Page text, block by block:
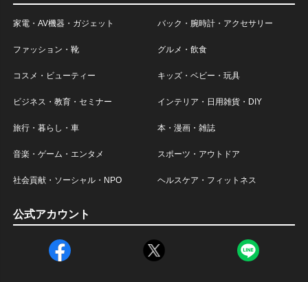
家電・AV機器・ガジェット バック・腕時計・アクセサリー
ファッション・靴 グルメ・飲食
コスメ・ビューティー キッズ・ベビー・玩具
ビジネス・教育・セミナー インテリア・日用雑貨・DIY
旅行・暮らし・車 本・漫画・雑誌
音楽・ゲーム・エンタメ スポーツ・アウトドア
社会貢献・ソーシャル・NPO ヘルスケア・フィットネス
公式アカウント